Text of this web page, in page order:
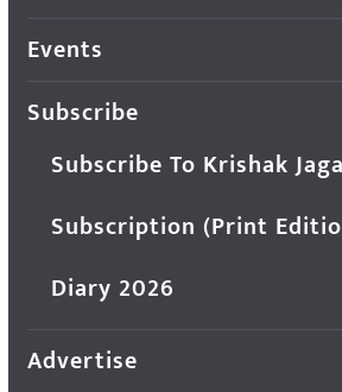
Events
Subscribe
Subscribe To Krishak
Subscription (Print
Diary 2026
Advertise